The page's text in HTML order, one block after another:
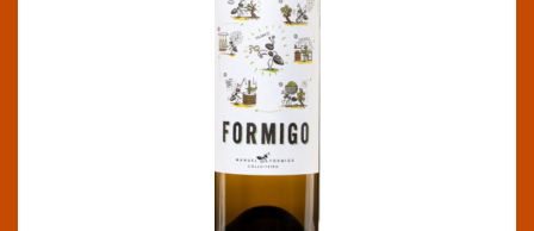
La vendimia es manual con selección de uva en
el viñedo. De color amarillo pajizo brillante.
Aromas intensos, florales, fruta fresca como
pera, manzana verde. En boca es sabroso, con
buena acidez y estructura. Un vino con paso
estructurado, equilibrado y armónico.